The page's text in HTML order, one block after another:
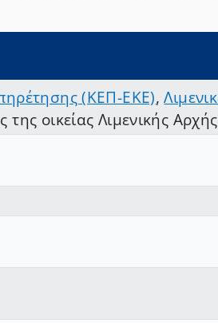
(ΚΕΠ-ΕΚΕ),
της οικείας Λιμενικής Αρχής